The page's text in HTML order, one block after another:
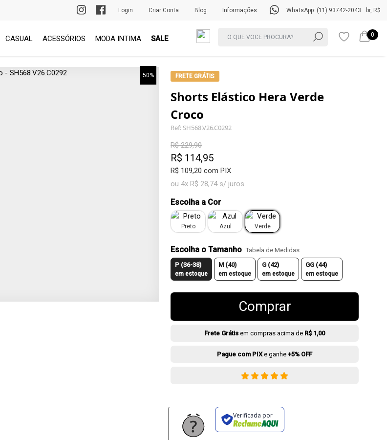
PRIMEIRA TROCA GRÁTIS br, R$
WhatsApp: (11) 93742-2043
Informações
Blog
Criar Conta
Login
CASUAL ACESSÓRIOS MODA INTIMA SALE 0
50% FRETE GRÁTIS
Shorts Elástico Hera Verde
Croco
Ref: SH568.V26.C0292
R$ 229,90
R$ 114,95
R$ 109,20 com PIX
ou 4x R$ 28,74 s/ juros
Escolha a Cor
Preto Azul Verde
Escolha o Tamanho Tabela de Medidas
P (36-38)
em estoque
M (40)
em estoque
G (42)
em estoque
GG (44)
em estoque
Comprar
Frete Grátis em compras acima de R$ 1,00
Pague com PIXe ganhe+5% OFF
Verificada por